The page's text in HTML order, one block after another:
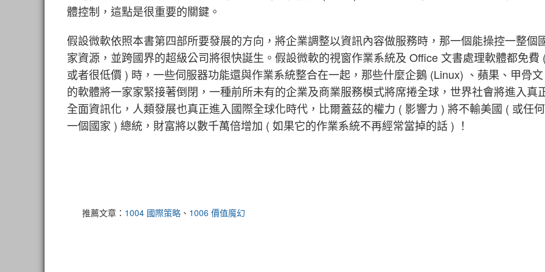
體控制，這點是很重要的關鍵。
假設微軟依照本書第四部所要發展的方向，將企業調整以資訊內容做服務時，那一個能操控一整個
家資源，並跨國界的超級公司將很快誕生。假設微軟的視窗作業系統及 Office 文書處理軟體都免費 (
或者很低價 ) 時，一些伺服器功能還與作業系統整合在一起，那些什麼企鵝 (Linux) 、蘋果、甲骨文
的軟體將一家家緊接著倒閉，一種前所未有的企業及商業服務模式將席捲全球，世界社會將進入真
全面資訊化，人類發展也真正進入國際全球化時代，比爾蓋茲的權力 ( 影響力 ) 將不輸美國 ( 或任何
一個國家 ) 總統，財富將以數千萬倍增加 ( 如果它的作業系統不再經常當掉的話 ) ！
推薦文章： 1004 國際策略 、 1006 價值魔幻